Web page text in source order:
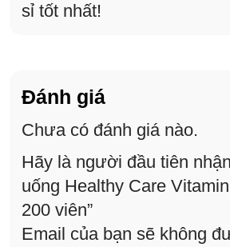
sỉ tốt nhất!
Đánh giá
Chưa có đánh giá nào.
Hãy là người đầu tiên
uống Healthy Care
200 viên”
Email của bạn sẽ không